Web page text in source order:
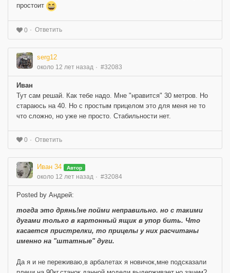
простоит
0 Ответить
serg12
около 12 лет назад #32083
Иван
Тут сам решай. Как тебе надо. Мне "нравится" 30 метров. Но
стараюсь на 40. Но с простым прицелом это для меня не то
что сложно, но уже не просто. Стабильности нет.
0 Ответить
Иван 34 Автор
около 12 лет назад #32084
Posted by Андрей:
тогда это дрянь!не пойми неправильно. но с такими
дугами только в картонный ящик в упор бить. Что
касается пристрелки, то прицелы у них расчитаны
именно на "штатные" дуги.
Да я и не переживаю,в арбалетах я новичок,мне подсказали